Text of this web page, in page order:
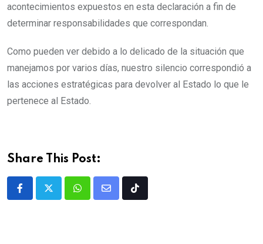
acontecimientos expuestos en esta declaración a fin de
determinar responsabilidades que correspondan.
Como pueden ver debido a lo delicado de la situación que
manejamos por varios días, nuestro silencio correspondió a
las acciones estratégicas para devolver al Estado lo que le
pertenece al Estado.
Share This Post: